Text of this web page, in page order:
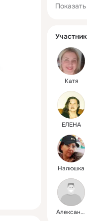
u
https://
Катя
ЕЛЕНА
Нэлюшка
Александр